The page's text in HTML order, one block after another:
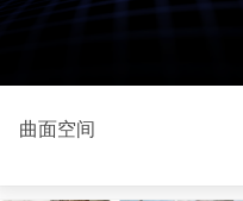
曲面空间